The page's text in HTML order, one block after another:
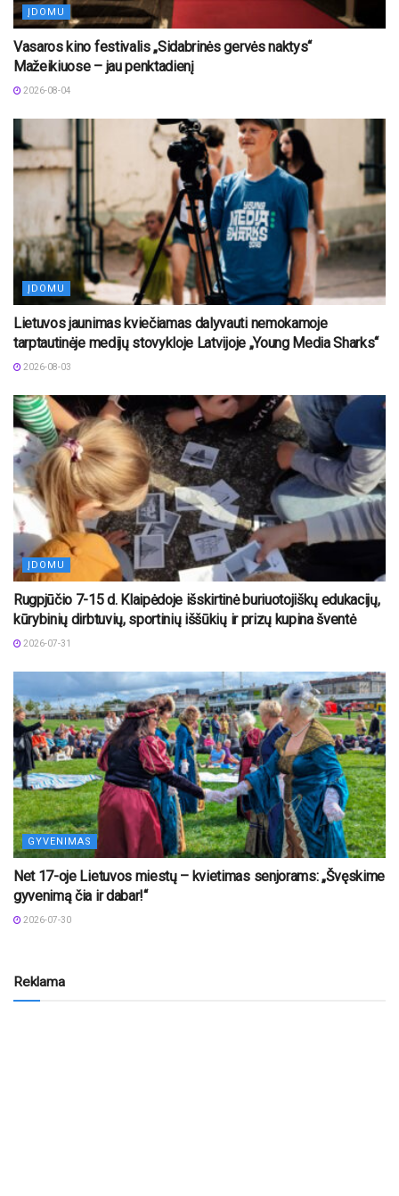
ĮDOMU
Vasaros kino festivalis „Sidabrinės gervės naktys“
Mažeikiuose – jau penktadienį
2026-08-04
ĮDOMU
Lietuvos jaunimas kviečiamas dalyvauti nemokamoje
tarptautinėje medijų stovykloje Latvijoje „Young Media Sharks“
2026-08-03
ĮDOMU
Rugpjūčio 7-15 d. Klaipėdoje išskirtinė buriuotojiškų edukacijų,
kūrybinių dirbtuvių, sportinių iššūkių ir prizų kupina šventė
2026-07-31
GYVENIMAS
Net 17-oje Lietuvos miestų – kvietimas senjorams: „Švęskime
gyvenimą čia ir dabar!“
2026-07-30
Reklama